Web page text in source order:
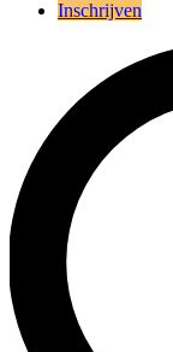
Inschrijven